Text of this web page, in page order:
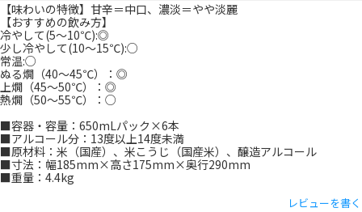
【味わいの特徴】甘辛＝中口、濃淡＝やや淡麗
【おすすめの飲み方】
冷やして(5～10℃):◎
少し冷やして(10～15℃):○
常温:○
ぬる燗（40～45℃）：◎
上燗（45～50℃）：◎
熱燗（50～55℃）：○
■容器・容量：650mLパック×6本
■アルコール分：13度以上14度未満
■原材料：米（国産）、米こうじ（国産米）、醸造アルコール
■寸法：幅185mm×高さ175mm×奥行290mm
■重量：4.4kg
レビューを書く